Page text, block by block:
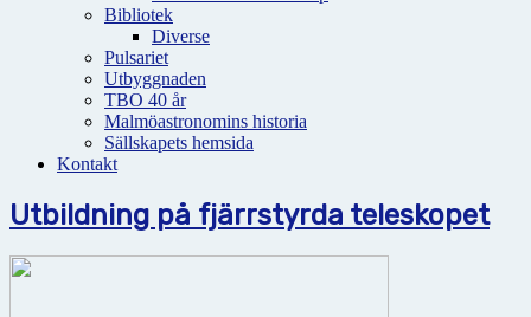
Bibliotek
Diverse
Pulsariet
Utbyggnaden
TBO 40 år
Malmöastronomins historia
Sällskapets hemsida
Kontakt
Utbildning på fjärrstyrda teleskopet